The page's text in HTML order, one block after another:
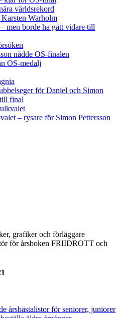
världsrekord
Warholm
men borde ha gått vidare till
nådde OS-finalen
OS-medalj
för Daniel och Simon
final
– rysare för Simon Pettersson
grafiker och förläggare
för årsboken FRIIDROTT och
årsbästalistor för seniorer, juniorer